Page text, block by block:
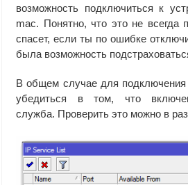
возможность подключиться к
mac. Понятно, что это не всегда
спасет, если ты по ошибке
была возможность
В общем случае для подключения
убедиться в том, что
служба. Проверить это можно в